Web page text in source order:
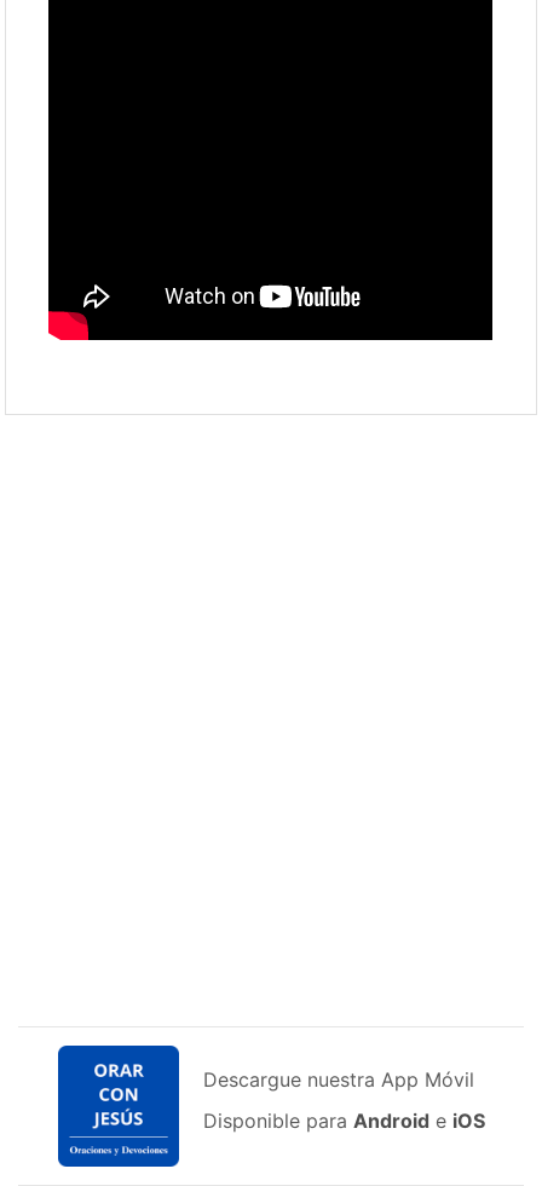
Descargue nuestra App Móvil
Disponible para Android e iOS